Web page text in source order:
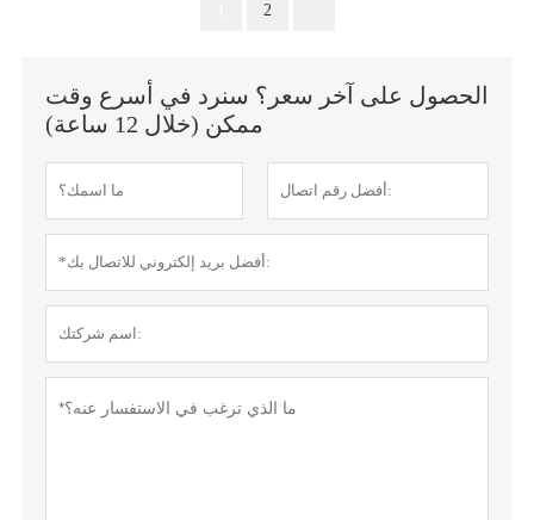
2
الحصول على آخر سعر؟ سنرد في أسرع وقت
ممكن (خلال 12 ساعة)